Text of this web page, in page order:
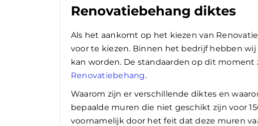
Renovatiebehang diktes
Als het aankomt op het kiezen van
voor te kiezen. Binnen het bedrijf hebben
kan worden. De standaarden op dit moment
Renovatiebehang.
Waarom zijn er verschillende diktes en
bepaalde muren die niet geschikt zijn voor
voornamelijk door het feit dat deze muren